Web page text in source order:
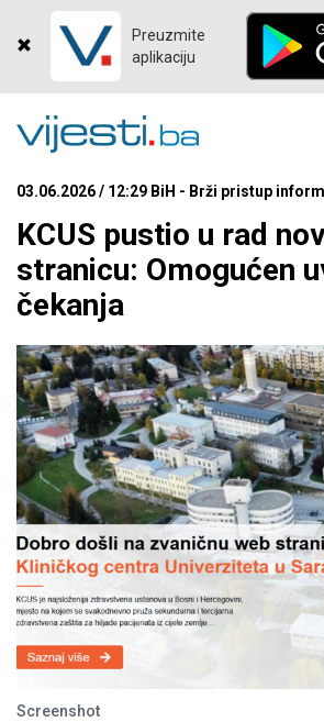
Preuzmite
aplikaciju
03.06.2026 / 12:29 BiH - Brži pristup
KCUS pustio u rad
stranicu: Omogućen
čekanja
Screenshot